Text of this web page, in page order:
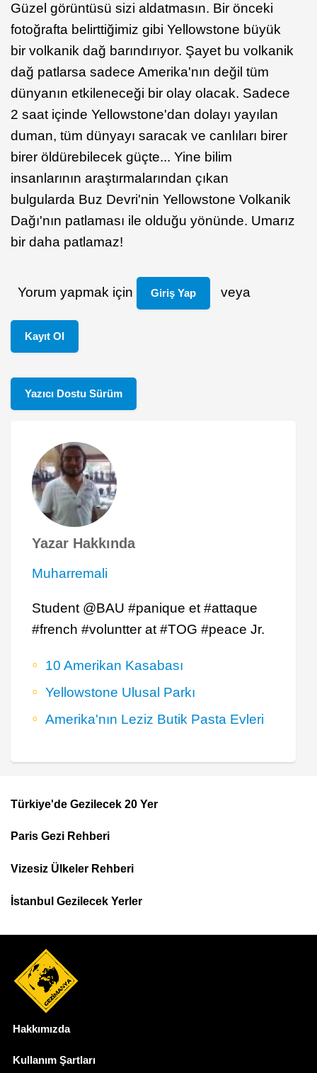
Güzel görüntüsü sizi aldatmasın. Bir önceki
fotoğrafta belirttiğimiz gibi Yellowstone büyük
bir volkanik dağ barındırıyor. Şayet bu volkanik
dağ patlarsa sadece Amerika'nın değil tüm
dünyanın etkileneceği bir olay olacak. Sadece
2 saat içinde Yellowstone'dan dolayı yayılan
duman, tüm dünyayı saracak ve canlıları birer
birer öldürebilecek güçte... Yine bilim
insanlarının araştırmalarından çıkan
bulgularda Buz Devri'nin Yellowstone Volkanik
Dağı'nın patlaması ile olduğu yönünde. Umarız
bir daha patlamaz!
Yorum yapmak için Giriş Yap veya
Kayıt Ol
Yazıcı Dostu Sürüm
Yazar Hakkında
Muharremali
Student @BAU #panique et #attaque
#french #voluntter at #TOG #peace Jr.
10 Amerikan Kasabası
Yellowstone Ulusal Parkı
Amerika'nın Leziz Butik Pasta Evleri
Footer
Top
Menu
Türkiye'de Gezilecek 20 Yer
Paris Gezi Rehberi
Vizesiz Ülkeler Rehberi
İstanbul Gezilecek Yerler
Hakkımızda
Kullanım Şartları